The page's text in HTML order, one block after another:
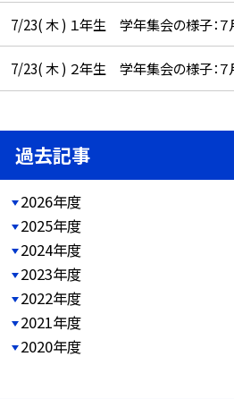
7/23( 木 ) １年生 学年集会の様子：７月
7/23( 木 ) ２年生 学年集会の様子：７月
過去記事
2026年度
2025年度
2024年度
2023年度
2022年度
2021年度
2020年度